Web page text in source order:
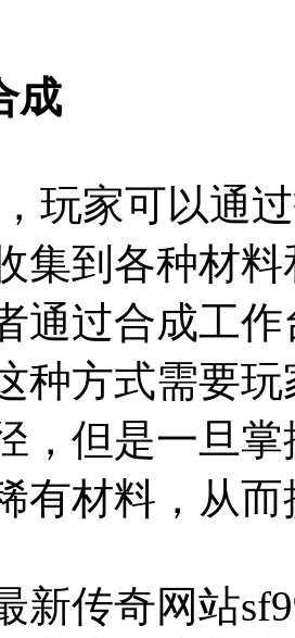
成
玩家可以通
集到各种材
通过合成工
种方式需要
，但是一旦
有材料，从
新传奇网站